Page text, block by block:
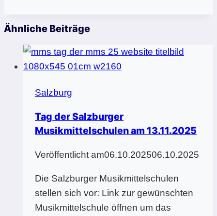
Ähnliche Beiträge
Salzburg
Tag der Salzburger
Musikmittelschulen am 13.11.2025
Veröffentlicht am06.10.202506.10.2025
Die Salzburger Musikmittelschulen
stellen sich vor: Link zur gewünschten
Musikmittelschule öffnen um das